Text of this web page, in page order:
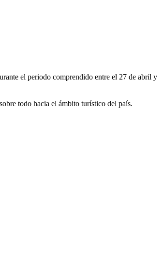
el periodo comprendido entre el 27 de abril y
todo hacia el ámbito turístico del país.